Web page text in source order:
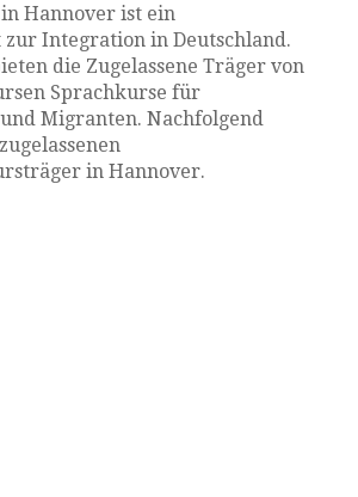
Hannover ist ein
zur Integration in Deutschland.
die Zugelassene Träger von
Sprachkurse für
Migranten. Nachfolgend
in Hannover.